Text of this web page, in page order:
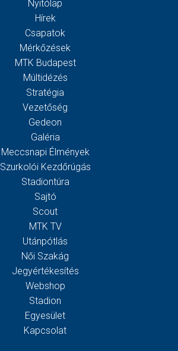
Nyitólap
Hírek
Csapatok
Mérkőzések
MTK Budapest
Múltidézés
Stratégia
Vezetőség
Gedeon
Galéria
Meccsnapi Élmények
Szurkolói Kezdőrúgás
Stadiontúra
Sajtó
Scout
MTK TV
Utánpótlás
Női Szakág
Jegyértékesítés
Webshop
Stadion
Egyesület
Kapcsolat